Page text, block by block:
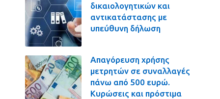
δικαιολογητικών και
αντικατάστασης με
υπεύθυνη δήλωση
Απαγόρευση χρήσης
μετρητών σε συναλλαγές
πάνω από 500 ευρώ.
Κυρώσεις και πρόστιμα